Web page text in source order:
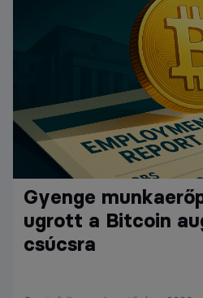
Gyenge
ugrott a Bitcoin
csúcsra